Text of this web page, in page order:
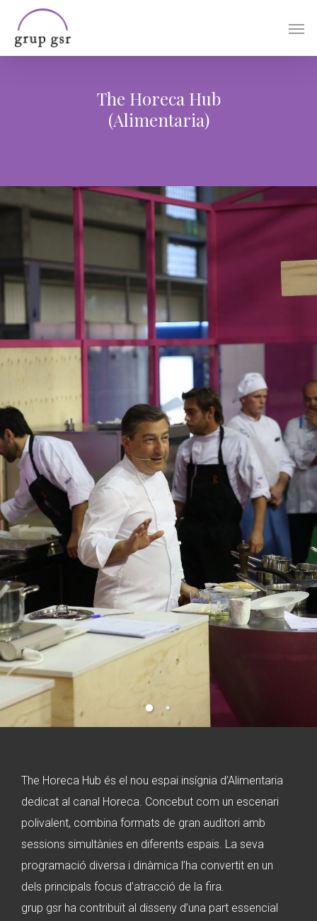
main
The Horeca Hub
(Alimentaria)
The Horeca Hub és el nou espai insígnia d’Alimentaria
dedicat al canal Horeca. Concebut com un escenari
polivalent, combina formats de gran auditori amb
sessions simultànies en diferents espais. La seva
programació diversa i dinàmica l’ha convertit en un
dels principals focus d’atracció de la fira.
grup gsr ha contribuït al disseny d’una part essencial